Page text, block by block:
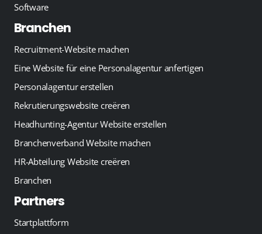
Software
Branchen
Recruitment-Website machen
Eine Website für eine Personalagentur anfertigen
Personalagentur erstellen
Rekrutierungswebsite creëren
Headhunting-Agentur Website erstellen
Branchenverband Website machen
HR-Abteilung Website creëren
Branchen
Partners
Startplattform